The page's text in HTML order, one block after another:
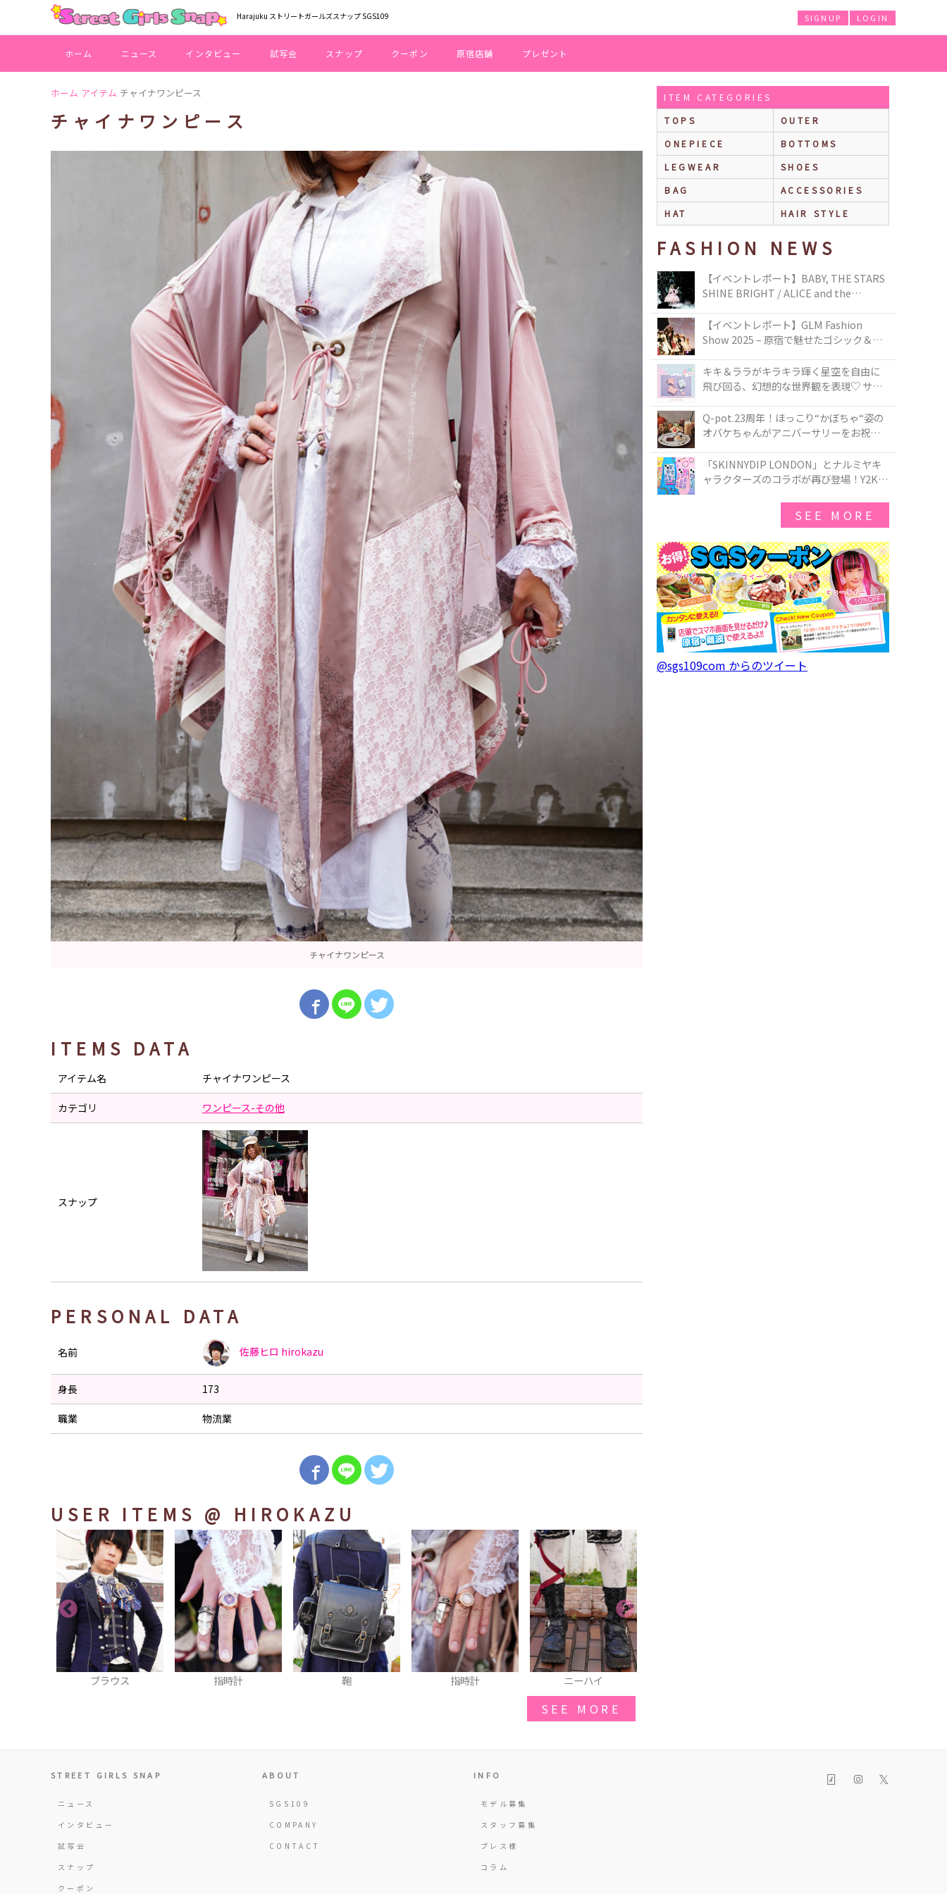
Harajuku ストリートガールズスナップ SGS109 LOGIN
SIGNUP
ホーム ニュース インタビュー 試写会 スナップ クーポン 原宿店舗 プレゼント
ホーム アイテム チャイナワンピース
チャイナワンピース
チャイナワンピース
ITEMS DATA
アイテム名 チャイナワンピース
カテゴリ ワンピース-その他
スナップ
PERSONAL DATA
名前 佐藤ヒロ hirokazu
身長 173
職業 物流業
USER ITEMS @ HIROKAZU
ブラウス 指時計 鞄 指時計 ニーハイ
SEE MORE
ITEM CATEGORIES
TOPS
OUTER
ONEPIECE
BOTTOMS
LEGWEAR
SHOES
BAG
ACCESSORIES
HAT
HAIR STYLE
FASHION NEWS
【イベントレポート】BABY, THE STARS
SHINE BRIGHT / ALICE and the
TOKYO
【イベントレポート】GLM Fashion
Show 2025 – 原宿で魅せたゴシック＆ロ
キキ＆ララがキラキラ輝く星空を自由に
飛び回る、幻想的な世界観を表現♡ サマ
50周年アニバーサリーイヤー』を記念し
たコレクションが登場
Q-pot.23周年！ほっこり“かぼちゃ“姿の
オバケちゃんがアニバーサリーをお祝い
ー」が新発売！Q-pot CAFE.では「かぼち
ゃのオバケーキプレート」も登場
「SKINNYDIP LONDON」とナルミヤキ
ャラクターズのコラボが再び登場！Y2Kム
SEE MORE
@sgs109com からのツイート
STREET GIRLS SNAP
ニュース
インタビュー
試写会
スナップ
クーポン
ABOUT
SGS109
COMPANY
CONTACT
INFO
モデル募集
スタッフ募集
プレス様
コラム
𝕏